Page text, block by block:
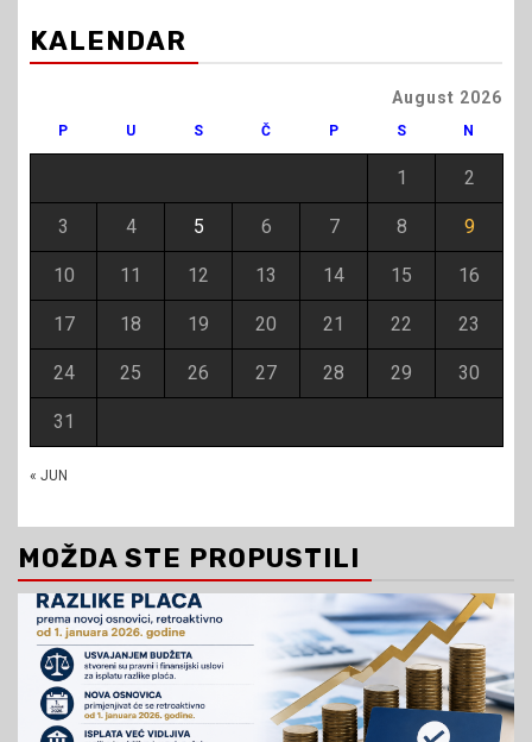
KALENDAR
August 2026
P U S Č P S N
« JUN
1 2
3 4 5 6 7 8 9
10 11 12 13 14 15 16
17 18 19 20 21 22 23
24 25 26 27 28 29 30
31
MOŽDA STE PROPUSTILI